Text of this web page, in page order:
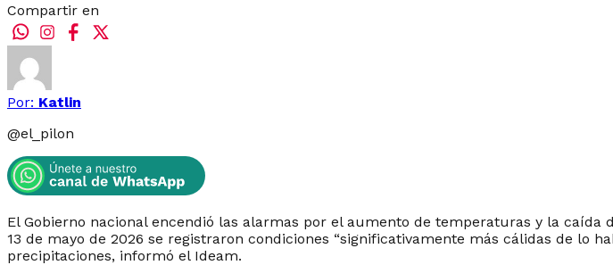
Compartir en
Por: Katlin
@el_pilon
El Gobierno nacional encendió las alarmas por el aumento de temperaturas y la
13 de mayo de 2026 se registraron condiciones “significativamente más cálidas de lo
precipitaciones, informó el Ideam.